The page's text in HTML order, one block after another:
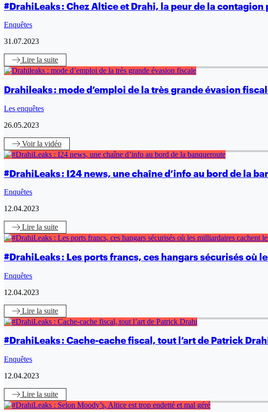
#DrahiLeaks : Chez Altice et Drahi, la peur de la contagion
Enquêtes
31.07.2023
Lire la suite
Drahileaks : mode d’emploi de la très grande évasion
Les enquêtes
26.05.2023
Voirla vidéo
#DrahiLeaks : I24 news, une chaîne d’info au bord de la
Enquêtes
12.04.2023
Lire la suite
#DrahiLeaks : Les ports francs, ces hangars sécurisés où
Enquêtes
12.04.2023
Lire la suite
#DrahiLeaks : Cache-cache fiscal, tout l’art de Patrick
Enquêtes
12.04.2023
Lire la suite